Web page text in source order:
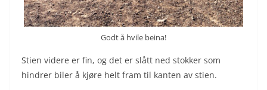
Godt å hvile beina!
Stien videre er fin, og det er slått ned stokker som
hindrer biler å kjøre helt fram til kanten av stien.